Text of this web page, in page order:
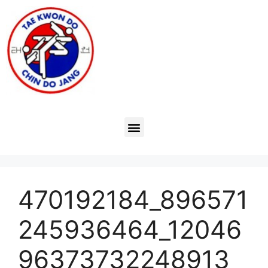
470192184_896571
245936464_12046
96373732248913_